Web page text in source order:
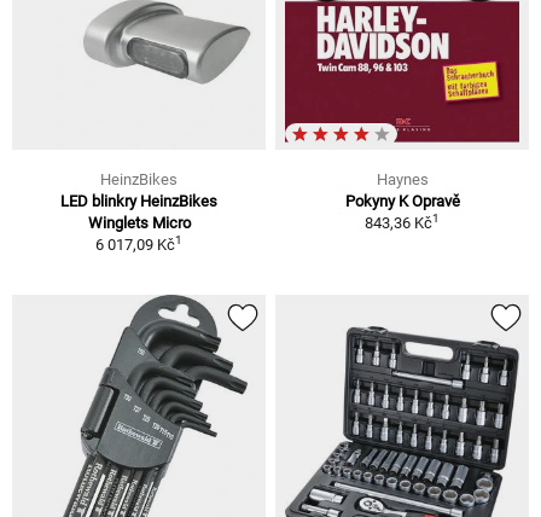
HeinzBikes
LED blinkry HeinzBikes
Winglets Micro
6 017,09 Kč1
Haynes
Pokyny K Opravě
843,36 Kč1